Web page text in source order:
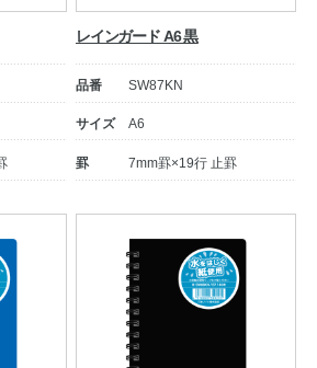
プライバシーポリシー
教職員の皆さまへ
レインガード A6 黒
品番 SW87KN
サイズ A6
罫 7mm罫×19行 止罫